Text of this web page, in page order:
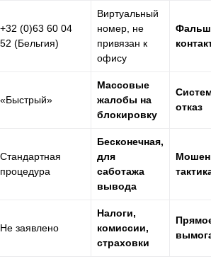
+32 (0)63 60 04
52 (Бельгия)
Виртуальный
номер, не
привязан к
офису
«Быстрый»
Массовые
жалобы на
блокировку
отказ
Стандартная
процедура
Бесконечная,
для
саботажа
вывода
Не заявлено
Налоги,
комиссии,
страховки